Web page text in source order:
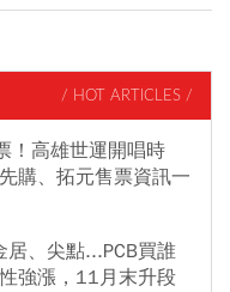
/ HOT ARTICLES /
！高雄世運開唱時
購、拓元售票資訊一
居、尖點...PCB買誰
強漲，11月末升段